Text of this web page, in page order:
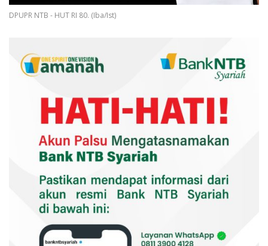
DPUPR NTB - HUT RI 80. (Iba/Ist)